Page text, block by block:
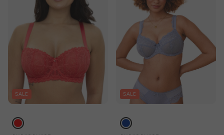
SALE SALE